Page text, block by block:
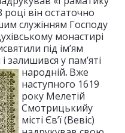
він остаточно
служінням Господу
монастирі
під ім’ям
залишився у пам’яті
народній. Вже
наступного 1619
року Мелетій
Смотрицькийу
місті Єв’ї (Вевіс)